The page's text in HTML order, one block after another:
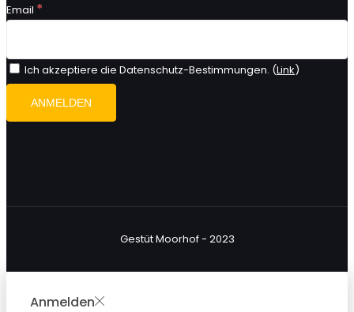
Email *
Ich akzeptiere die Datenschutz-Bestimmungen. (Link)
Gestüt Moorhof - 2023
Anmelden